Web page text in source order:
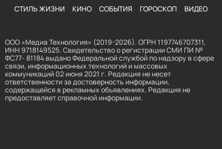
СТИЛЬ ЖИЗНИ КИНО СОБЫТИЯ ГОРОСКОП ВИДЕО
ООО «Медиа Технология» (2019-2026). ОГРН 1197746707311,
ИНН 9718149525. Свидетельство о регистрации СМИ ПИ №
ФС77- 81184 выдано Федеральной службой по надзору в сфере
связи, информационных технологий и массовых
коммуникаций 02 июня 2021 г. Редакция не несет
ответственности за достоверность информации,
содержащейся в рекламных объявлениях. Редакция не
предоставляет справочной информации.